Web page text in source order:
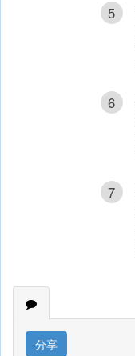
5
6
7
分享